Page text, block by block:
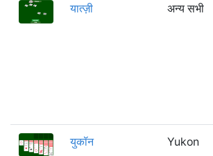
यात्ज़ी अन्य सभी
युकॉन Yukon